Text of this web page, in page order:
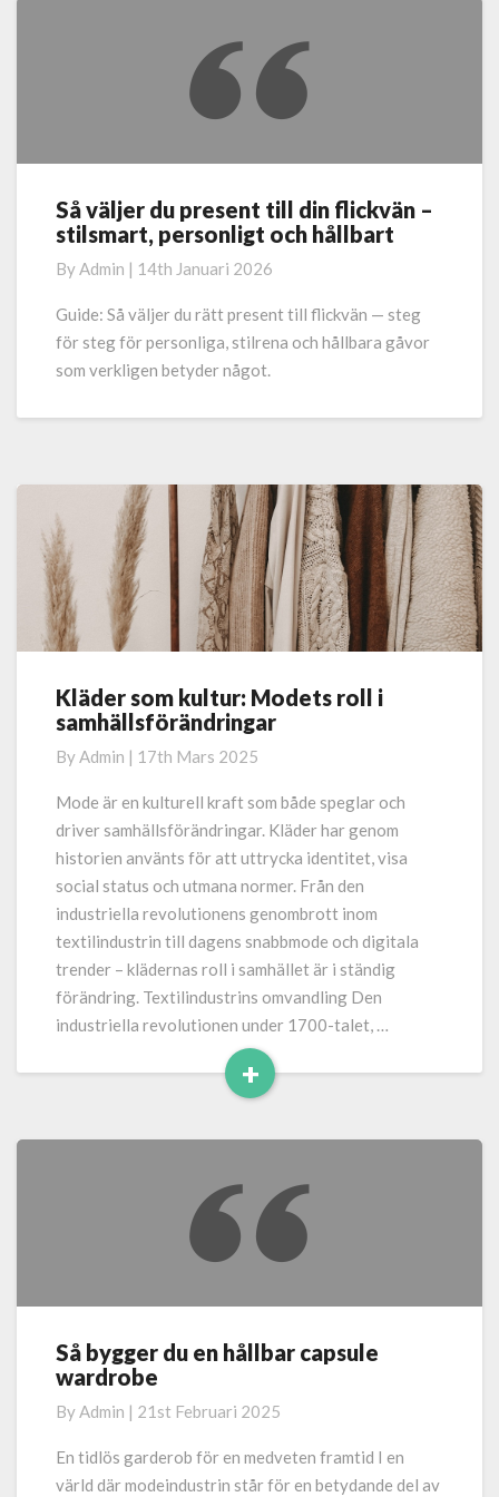
Så
väljer
present
till
flickvän
–
Så väljer du present till din flickvän –
stilsmart, personligt och hållbart
ByAdmin | 14th Januari 2026
Guide: Så väljer du rätt present till flickvän — steg
för steg för personliga, stilrena och hållbara gåvor
som verkligen betyder något.
Kläder
som
Modets
roll
samhällsförändringar
Kläder som kultur: Modets roll i
samhällsförändringar
ByAdmin | 17th Mars 2025
Mode är en kulturell kraft som både speglar och
driver samhällsförändringar. Kläder har genom
historien använts för att uttrycka identitet, visa
social status och utmana normer. Från den
industriella revolutionens genombrott inom
textilindustrin till dagens snabbmode och digitala
trender – klädernas roll i samhället är i ständig
förändring. Textilindustrins omvandling Den
industriella revolutionen under 1700-talet, …
+
Read
Så
bygger
en
hållbar
Så bygger du en hållbar capsule
wardrobe
ByAdmin | 21st Februari 2025
En tidlös garderob för en medveten framtid I en
värld där modeindustrin står för en betydande del av